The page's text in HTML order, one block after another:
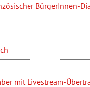
BürgerInnen-
mit Livestream-